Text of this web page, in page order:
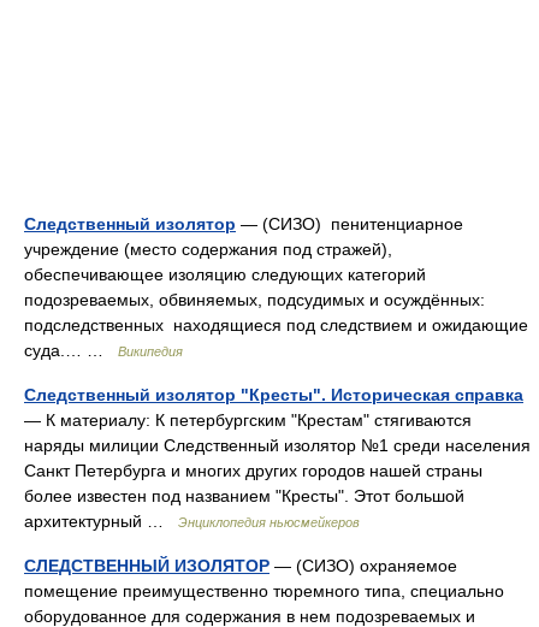
Следственный изолятор — (СИЗО) пенитенциарное
учреждение (место содержания под стражей),
обеспечивающее изоляцию следующих категорий
подозреваемых, обвиняемых, подсудимых и осуждённых:
подследственных находящиеся под следствием и ожидающие
суда.… …
Википедия
Следственный изолятор "Кресты". Историческая справка
— К материалу: К петербургским "Крестам" стягиваются
наряды милиции Следственный изолятор №1 среди населения
Санкт Петербурга и многих других городов нашей страны
более известен под названием "Кресты". Этот большой
архитектурный …
Энциклопедия ньюсмейкеров
СЛЕДСТВЕННЫЙ ИЗОЛЯТОР — (СИЗО) охраняемое
помещение преимущественно тюремного типа, специально
оборудованное для содержания в нем подозреваемых и